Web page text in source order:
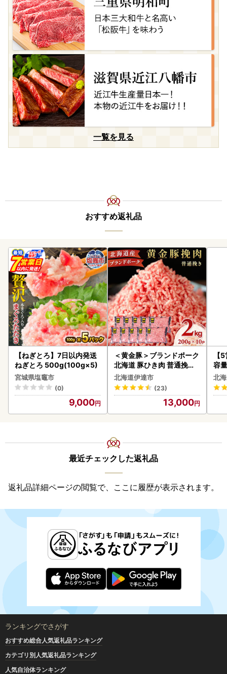
一覧を見る
おすすめ返礼品
【ねぎとろ】7日以内発送
ねぎとろ 500g(100g×5)
宮城県塩竈市
(0)
9,000
＜黄金豚＞ブランドポーク
北海道 豚ひき肉 普通挽き
200g 10パック 計2kg
北海道伊達市
(23)
13,000
【
容
あ
ー
058
北
最近チェックした返礼品
返礼品詳細ページの閲覧で、ここに履歴が表示されます。
ランキングでさがす
おすすめ総合人気返礼品ランキング
カテゴリ別人気返礼品ランキング
人気自治体ランキング